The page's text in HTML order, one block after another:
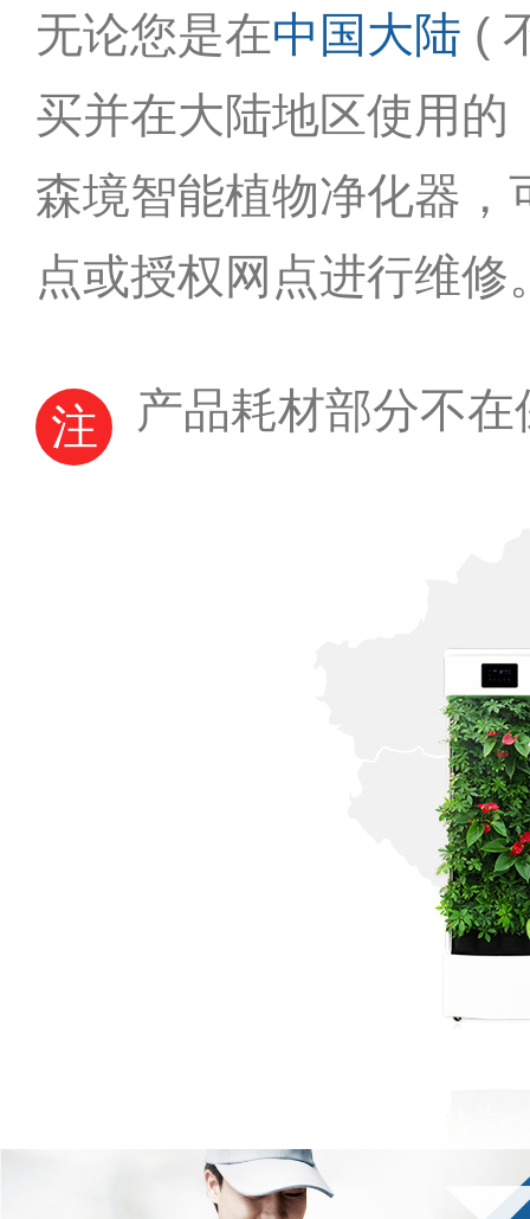
无论您是在中国大陆 (
买并在大陆地区使用的
森境智能植物净化器，
点或授权网点进行维修
注 产品耗材部分不